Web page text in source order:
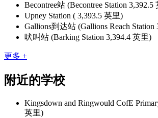
Becontree站 (Becontree Station 3,392.5
Upney Station ( 3,393.5 英里)
Gallions到达站 (Gallions Reach Station
吠叫站 (Barking Station 3,394.4 英里)
更多 +
附近的学校
Kingsdown and Ringwould CofE
英里)